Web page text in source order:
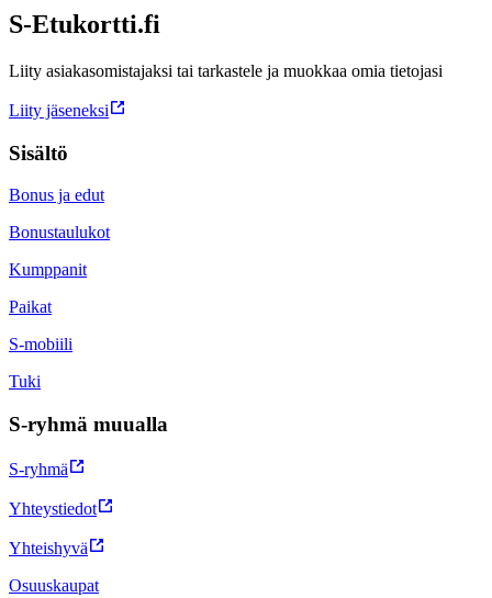
S-Etukortti.fi
Liity asiakasomistajaksi tai tarkastele ja muokkaa omia tietojasi
Liity jäseneksi
Sisältö
Bonus ja edut
Bonustaulukot
Kumppanit
Paikat
S-mobiili
Tuki
S-ryhmä muualla
S-ryhmä
Yhteystiedot
Yhteishyvä
Osuuskaupat